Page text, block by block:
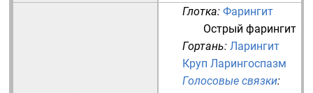
Глотка: Фарингит
Острый фарингит
Гортань: Ларингит
Круп Ларингоспазм
Голосовые связки: